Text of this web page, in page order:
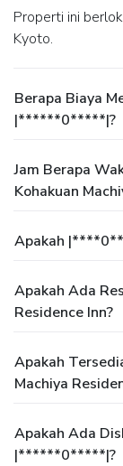
Properti ini berlokasi di 3-8 Sennyuji Suzumegamori-cho di
Kyoto.
Berapa Biaya
|******0*****|?
Jam Berapa
Kohakuan
Apakah
Apakah Ada
Residence Inn?
Apakah
Machiya
Apakah Ada
|******0*****|?